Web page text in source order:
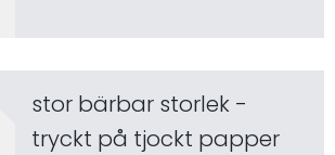
stor bärbar storlek -
tryckt på tjockt papper